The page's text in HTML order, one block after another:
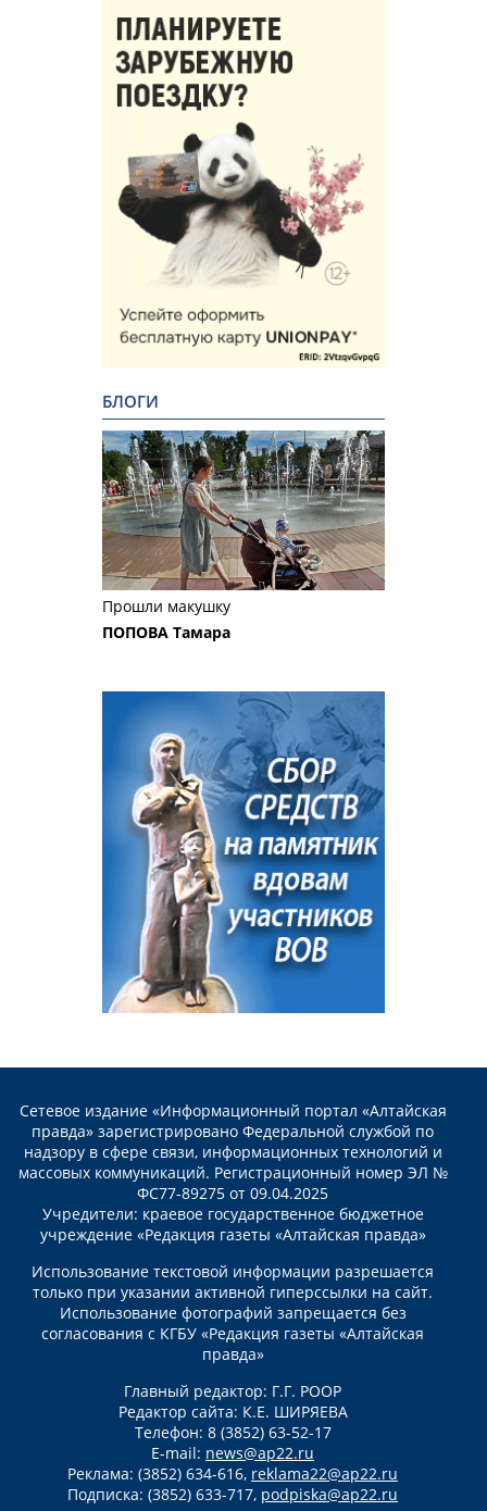
БЛОГИ
Прошли макушку
ПОПОВА Тамара
Сетевое издание «Информационный портал «Алтайская
правда» зарегистрировано Федеральной службой по
надзору в сфере связи, информационных технологий и
массовых коммуникаций. Регистрационный номер ЭЛ №
ФС77-89275 от 09.04.2025
Учредители: краевое государственное бюджетное
учреждение «Редакция газеты «Алтайская правда»
Использование текстовой информации разрешается
только при указании активной гиперссылки на сайт.
Использование фотографий запрещается без
согласования с КГБУ «Редакция газеты «Алтайская
правда»
Главный редактор: Г.Г. РООР
Редактор сайта: К.Е. ШИРЯЕВА
Телефон: 8 (3852) 63-52-17
E-mail: news@ap22.ru
Реклама: (3852) 634-616, reklama22@ap22.ru
Подписка: (3852) 633-717, podpiska@ap22.ru